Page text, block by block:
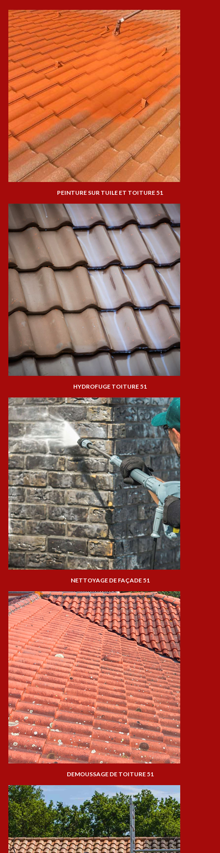
PEINTURE SUR TUILE ET TOITURE 51
HYDROFUGE TOITURE 51
NETTOYAGE DE FAÇADE 51
DEMOUSSAGE DE TOITURE 51